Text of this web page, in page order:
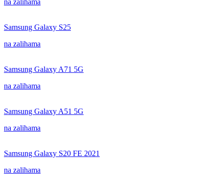
na zalihama
Samsung Galaxy S25
na zalihama
Samsung Galaxy A71 5G
na zalihama
Samsung Galaxy A51 5G
na zalihama
Samsung Galaxy S20 FE 2021
na zalihama